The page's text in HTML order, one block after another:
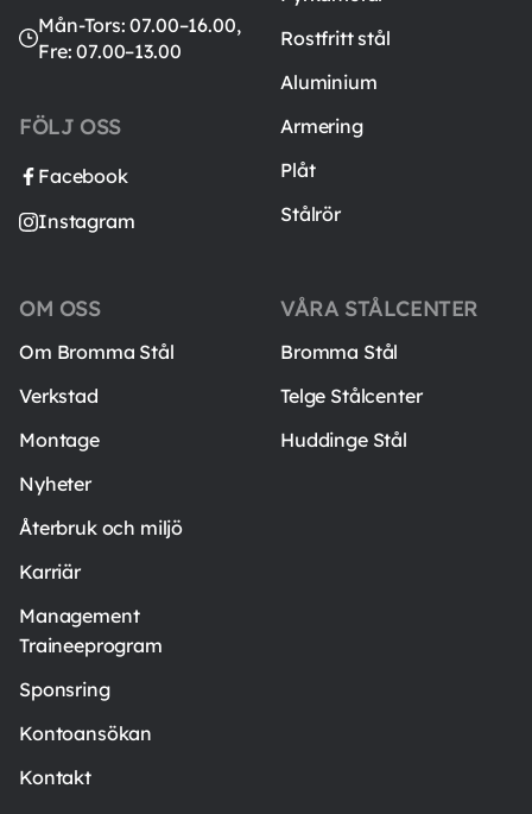
Mån-Tors: 07.00–16.00,
Fre: 07.00–13.00
FÖLJ OSS
Facebook
Instagram
Rostfritt stål
Aluminium
Armering
Plåt
Stålrör
VÅRA STÅLCENTER
Bromma Stål
Telge Stålcenter
Huddinge Stål
OM OSS
Om Bromma Stål
Verkstad
Montage
Nyheter
Återbruk och miljö
Karriär
Management
Traineeprogram
Sponsring
Kontoansökan
Kontakt